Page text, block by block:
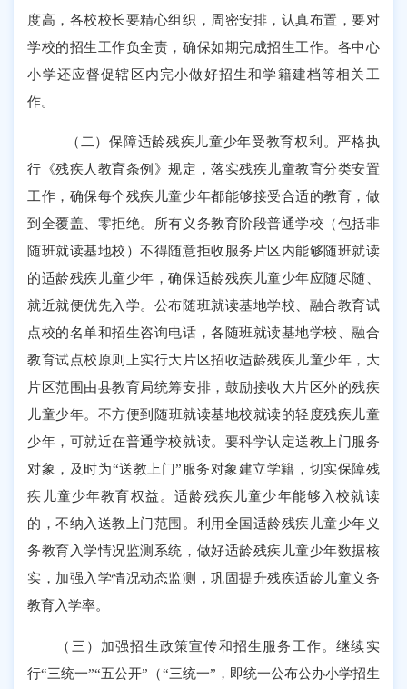
度高，各校校长要精心组织，周密安排，认真布置，要对
学校的招生工作负全责，确保如期完成招生工作。各中心
小学还应督促辖区内完小做好招生和学籍建档等相关工
作。
（二）保障适龄残疾儿童少年受教育权利。严格执
行《残疾人教育条例》规定，落实残疾儿童教育分类安置
工作，确保每个残疾儿童少年都能够接受合适的教育，做
到全覆盖、零拒绝。所有义务教育阶段普通学校（包括非
随班就读基地校）不得随意拒收服务片区内能够随班就读
的适龄残疾儿童少年 ，确保适龄残疾儿童少年应随尽随、
就近就便优先入学。公布随班就读基地学校、融合教育试
点校的名单和招生咨询电话，各随班就读基地学校、融合
教育试点校原则上实行大片区招收适龄残疾儿童少年 ，大
片区范围由县教育局统筹安排，鼓励接收大片区外的残疾
儿童少年。不方便到随班就读基地校就读的轻度残疾儿童
少年，可就近在普通学校就读。要科学认定送教上门服务
对象，及时为“送教上门” 服务对象建立学籍，切实保障残
疾儿童少年教育权益。适龄残疾儿童少年能够入校就读
的，不纳入送教上门范围。利用全国适龄残疾儿童少年义
务教育入学情况监测系统，做好适龄残疾儿童少年数据核
实，加强入学情况动态监测，巩固提升残疾适龄儿童义务
教育入学率。
（三）加强招生政策宣传和招生服务工作。继续实
行“三统一”“五公开” （“三统一” ，即统一公布公办小学招生